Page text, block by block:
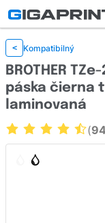
< Kompatibilný
BROTHER
páska čierna
laminovaná
(